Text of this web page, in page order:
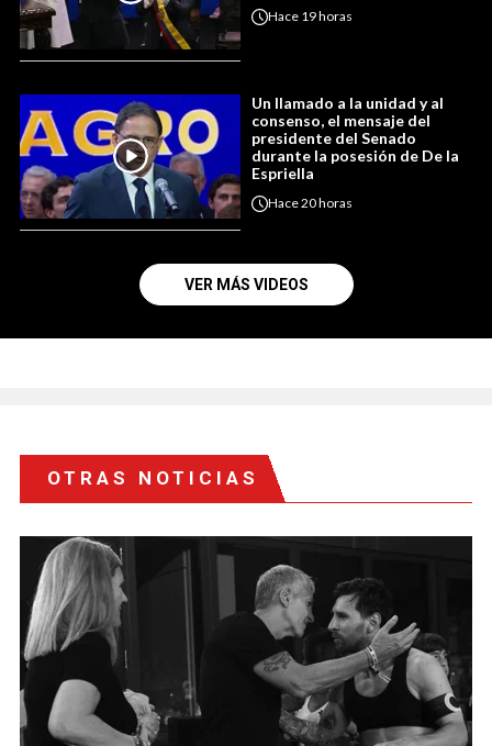
Hace 19 horas
Un llamado a la unidad y al
consenso, el mensaje del
presidente del Senado
durante la posesión de De la
Espriella
Hace20 horas
VER MÁS VIDEOS
OTRAS NOTICIAS